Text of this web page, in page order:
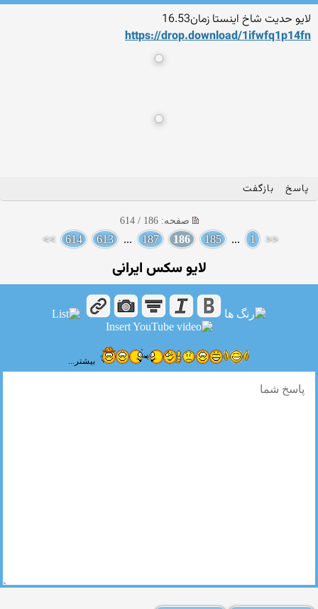
لایو حدیت شاخ اینستا زمان16.53
https://drop.download/1ifwfq1p14fn
پاسخ بازگفت
صفحه: 186 / 614
<<
1
...
185
186
187
...
613
614
>>
لایو سکس ایرانی
بیشتر...